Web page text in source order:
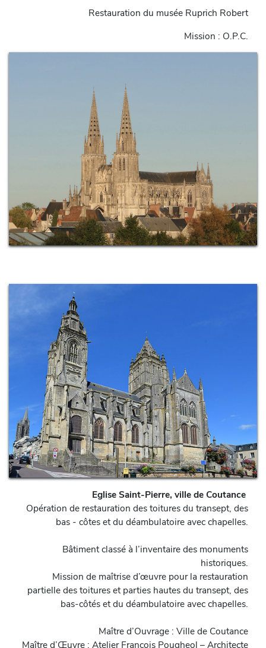
Restauration du musée Ruprich Robert
Mission : O.P.C.
Eglise Saint-Pierre, ville de Coutance
Opération de restauration des toitures du transept, des
bas - côtes et du déambulatoire avec chapelles.
Bâtiment classé à l’inventaire des monuments
historiques.
Mission de maîtrise d’œuvre pour la restauration
partielle des toitures et parties hautes du transept, des
bas-côtés et du déambulatoire avec chapelles.
Maître d’Ouvrage : Ville de Coutance
Maître d’Œuvre : Atelier François Pougheol – Architecte